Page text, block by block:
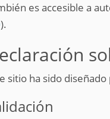
es accesible a
).
sitio ha sido